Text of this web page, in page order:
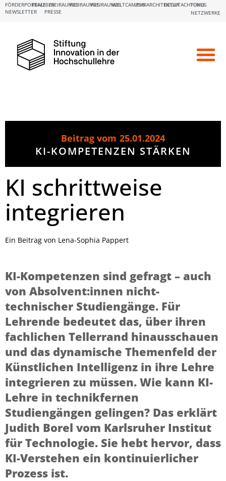
NEWSLETTER PRESSE
FÖRDERPORTALE:
FBM2020FREIRAUM23FREIRAUM25FREIRAUM26WELTCAMPUSLEHRARCHITEKTURBEGUTACHTUNG
FOKUS
NETZWERKE
Beitrag vom 25.01.2024
KI-KOMPETENZEN STÄRKEN
KI schrittweise
integrieren
Ein Beitrag von Lena-Sophia Pappert
KI-Kompetenzen sind gefragt – auch
von Absolvent:innen nicht-
technischer Studiengänge. Für
Lehrende bedeutet das, über ihren
fachlichen Tellerrand hinausschauen
und das dynamische Themenfeld der
Künstlichen Intelligenz in ihre Lehre
integrieren zu müssen. Wie kann KI-
Lehre in technikfernen
Studiengängen gelingen? Das erklärt
Judith Borel vom Karlsruher Institut
für Technologie. Sie hebt hervor, dass
KI-Verstehen ein kontinuierlicher
Prozess ist.